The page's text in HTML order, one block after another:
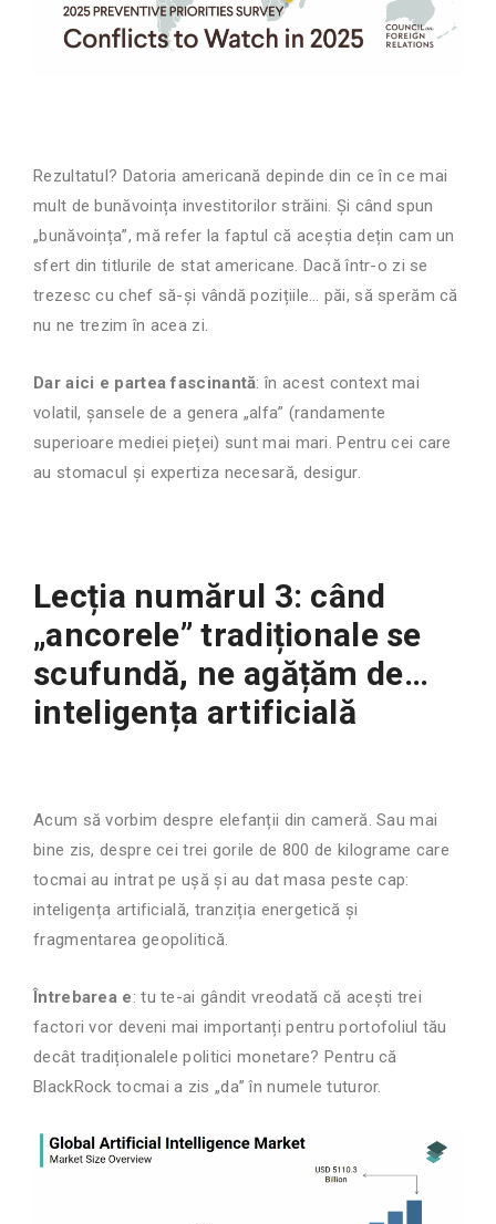
Rezultatul? Datoria americană depinde din ce în ce mai
mult de bunăvoința investitorilor străini. Și când spun
„bunăvoința”, mă refer la faptul că aceștia dețin cam un
sfert din titlurile de stat americane. Dacă într-o zi se
trezesc cu chef să-și vândă pozițiile… păi, să sperăm că
nu ne trezim în acea zi.
Dar aici e partea fascinantă: în acest context mai
volatil, șansele de a genera „alfa” (randamente
superioare mediei pieței) sunt mai mari. Pentru cei care
au stomacul și expertiza necesară, desigur.
Lecția numărul 3: când
„ancorele” tradiționale se
scufundă, ne agățăm de…
inteligența artificială
Acum să vorbim despre elefanții din cameră. Sau mai
bine zis, despre cei trei gorile de 800 de kilograme care
tocmai au intrat pe ușă și au dat masa peste cap:
inteligența artificială, tranziția energetică și
fragmentarea geopolitică.
Întrebarea e: tu te-ai gândit vreodată că acești trei
factori vor deveni mai importanți pentru portofoliul tău
decât tradiționalele politici monetare? Pentru că
BlackRock tocmai a zis „da” în numele tuturor.